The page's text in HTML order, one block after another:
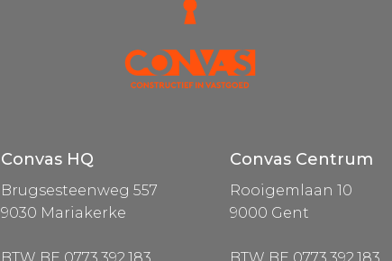
Convas HQ
Brugsesteenweg 557
9030 Mariakerke
Convas Centrum
Rooigemlaan 10
9000 Gent